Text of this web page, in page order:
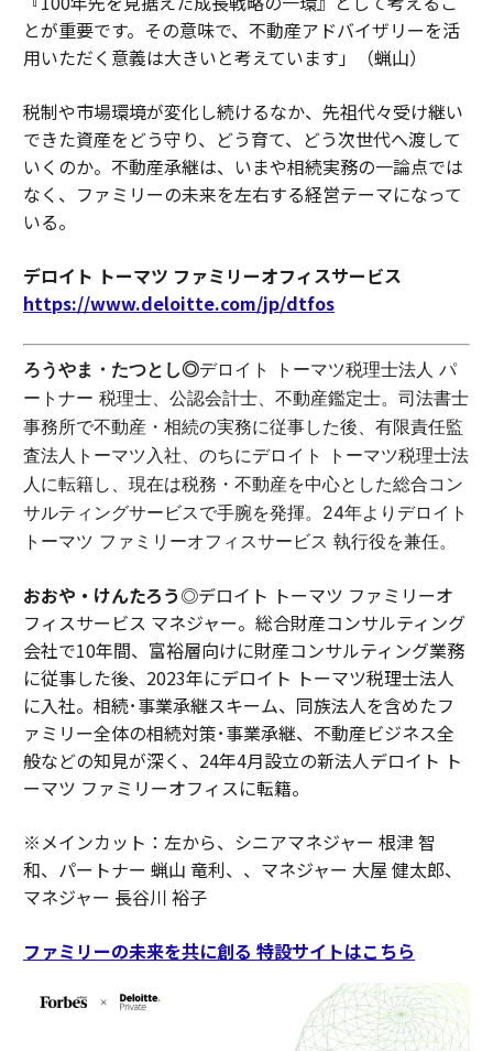
とが重要です。その意味で、不動産アドバイザリーを活
用いただく意義は大きいと考えています」（蝋山）
税制や市場環境が変化し続けるなか、先祖代々受け継い
できた資産をどう守り、どう育て、どう次世代へ渡して
いくのか。不動産承継は、いまや相続実務の一論点では
なく、ファミリーの未来を左右する経営テーマになって
いる。
デロイト トーマツ ファミリーオフィスサービス
https://www.deloitte.com/jp/dtfos
ろうやま・たつとし◎デロイト トーマツ税理士法人 パ
ートナー 税理士、公認会計士、不動産鑑定士。司法書士
事務所で不動産・相続の実務に従事した後、有限責任監
査法人トーマツ入社、のちにデロイト トーマツ税理士法
人に転籍し、現在は税務・不動産を中心とした総合コン
サルティングサービスで手腕を発揮。24年よりデロイト
トーマツ ファミリーオフィスサービス 執行役を兼任。
おおや・けんたろう◎デロイト トーマツ ファミリーオ
フィスサービス マネジャー。総合財産コンサルティング
会社で10年間、富裕層向けに財産コンサルティング業務
に従事した後、2023年にデロイト トーマツ税理士法人
に入社。相続･事業承継スキーム、同族法人を含めたフ
ァミリー全体の相続対策･事業承継、不動産ビジネス全
般などの知見が深く、24年4月設立の新法人デロイト ト
ーマツ ファミリーオフィスに転籍。
※メインカット：左から、シニアマネジャー 根津 智
和、パートナー 蝋山 竜利、、マネジャー 大屋 健太郎、
マネジャー 長谷川 裕子
ファミリーの未来を共に創る 特設サイトはこちら